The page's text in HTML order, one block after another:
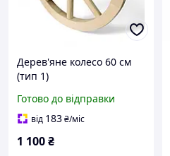
Дерев'яне колесо 60 см
(тип 1)
Готово до відправки
від 183₴/міс
1 100₴